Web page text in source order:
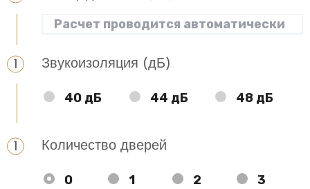
Звукоизоляция (дБ)
40 дБ 44 дБ 48 дБ
Количество дверей
0 1 2 3